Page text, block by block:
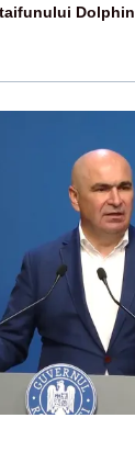
taifunului Dolphin